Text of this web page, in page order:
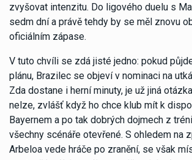
zvyšovat intenzitu. Do ligového duelu s
sedm dní a právě tehdy by se měl znovu
oficiálním zápase.
V tuto chvíli se zdá jisté jedno: pokud
plánu, Brazilec se objeví v nominaci na
Zda dostane i herní minuty, je už jiná
nelze, zvlášť když ho chce klub mít k
Bayernem a po tak dobrých dojmech z
všechny scénáře otevřené. S ohledem na
Arbeloa vede hráče po zranění, se však